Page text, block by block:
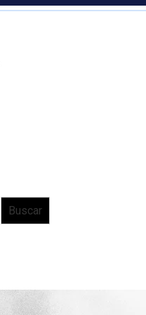
Buscar